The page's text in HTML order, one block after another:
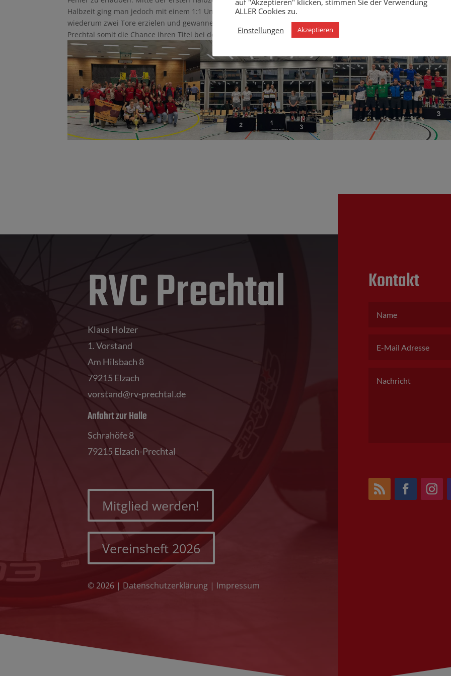
Halbzeit ging man jedoch mit einem 1:1 Unentschieden. In der zweiten Halbzeit konnten die Weltmeisterinnen
wiederum zwei Tore erzielen und gewannen das Spiel am Ende mit 3:1. Als Bundespokal-Sieger hat die SG
Prechtal somit die Chance ihren Titel bei der Weltmeisterschaft in Göppingen zu verteidigen.
RVC Prechtal
Klaus Holzer
1. Vorstand
Am Hilsbach 8
79215 Elzach
vorstand@rv-prechtal.de
Anfahrt zur Halle
Schrahöfe 8
79215 Elzach-Prechtal
Mitglied werden!
Vereinsheft 2026
© 2026 | Datenschutzerklärung | Impressum
Kontakt
auf "Akzeptieren" klicken, stimmen Sie der Verwendung
ALLER Cookies zu.
Einstellungen
Akzeptieren